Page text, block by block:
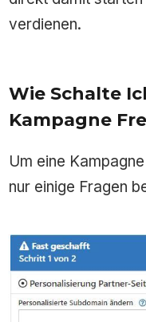
verdienen.
Wie Schalte
Kampagne
Um eine
nur einige Fragen